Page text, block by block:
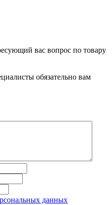
вас вопрос по товару
обязательно вам
данных